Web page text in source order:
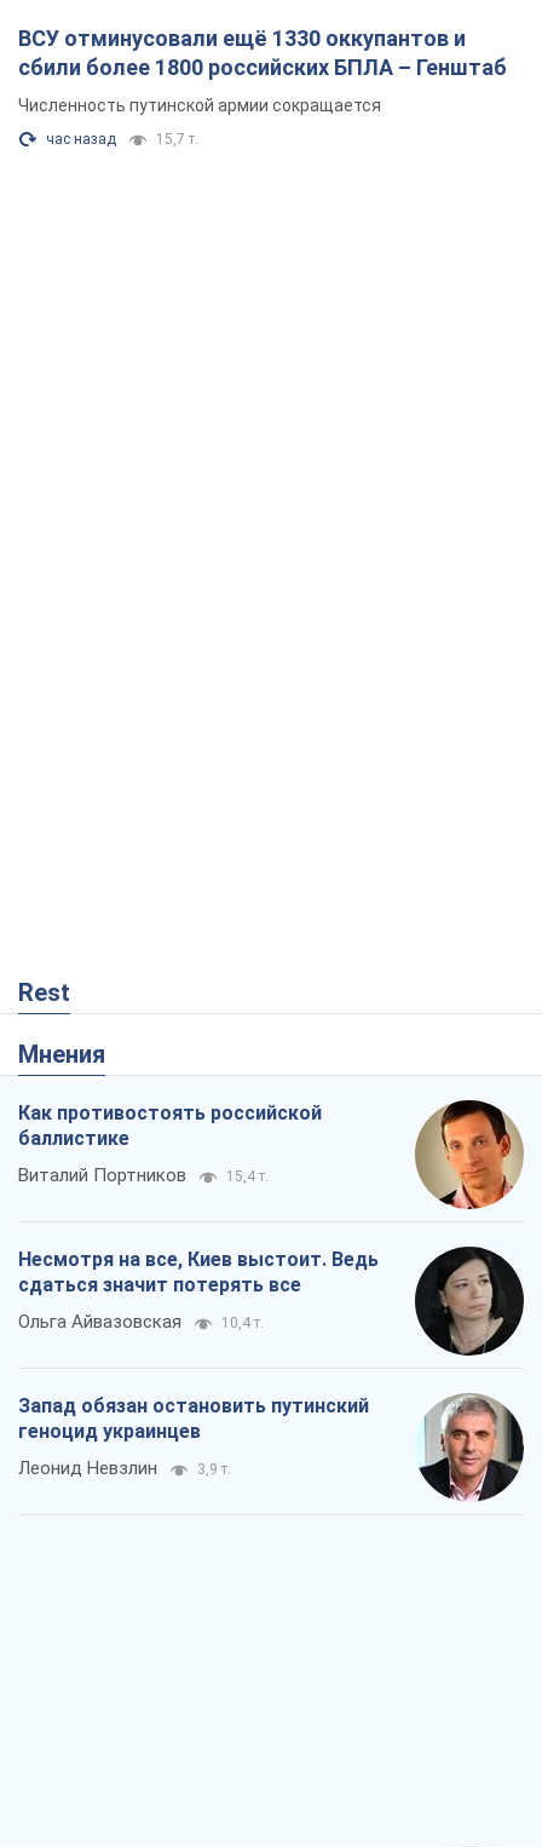
ВСУ отминусовали ещё 1330 оккупантов и
сбили более 1800 российских БПЛА – Генштаб
Численность путинской армии сокращается
час назад 15,7 т.
Rest
Мнения
Как противостоять российской
баллистике
Виталий Портников 15,4 т.
Несмотря на все, Киев выстоит. Ведь
сдаться значит потерять все
Ольга Айвазовская 10,4 т.
Запад обязан остановить путинский
геноцид украинцев
Леонид Невзлин 3,9 т.